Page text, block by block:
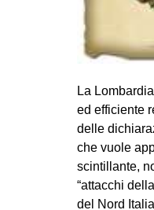
La
ed efficiente
delle
che vuole
scintillante,
“attacchi
del Nord